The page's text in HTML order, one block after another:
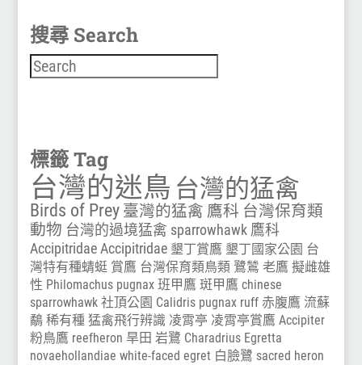
搜尋 Search
搜尋
標籤 Tag
台灣的迷鳥 台灣的猛禽
Birds of Prey 臺灣的猛禽 鷹科 台灣保育類
動物 台灣的過境猛禽 sparrowhawk 鷹科
Accipitridae Accipitridae 墾丁賞鷹 墾丁國家公園 台
灣特有種蜻蜓 賞鷹 台灣保育類鳥類 鷺鷥 老鷹 擬雌雄
性 Philomachus pugnax 班甲鷹 斑甲鷹 chinese
sparrowhawk 社頂公園 Calidris pugnax ruff 赤腹鷹 流蘇
鷸 稀有種 猛禽飛行辨識 凌霄亭 凌霄亭賞鷹 Accipiter
粉鳥鷹 reefheron 旱田 岩鷺 Charadrius Egretta
novaehollandiae white-faced egret 白臉鷺 sacred heron